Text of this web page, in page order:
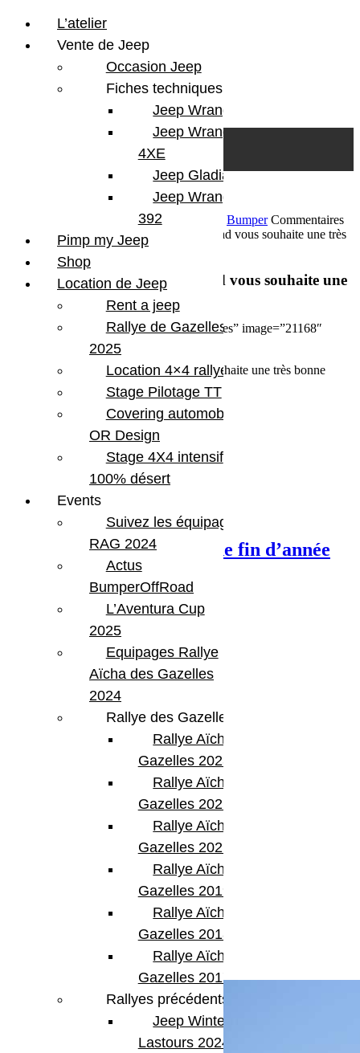
Par Martial BumperOffroad Bumper Commentaires
sur Toute l’équipe de Bumperoffroad vous souhaite une très
bonne année 2017.
Toute l’équipe de Bumperoffroad vous souhaite une
très bonne année 2017.
[image_hover target=”_self” animation=”yes” image=”21168″
hover_image=”21167″]
Toute l’équipe de Bumperoffroad vous souhaite une très bonne
Fermeture pour les fêtes de fin d’année
L’atelier
Vente de Jeep
Occasion Jeep
Fiches techniques
Jeep Wrangler JL
Jeep Wrangler
4XE
Jeep Gladiator
Jeep Wrangler V8
392
Pimp my Jeep
Shop
Location de Jeep
Rent a jeep
Rallye de Gazelles
2025
Location 4×4 rallye
Stage Pilotage TT
Covering automobile –
OR Design
Stage 4X4 intensif
100% désert
Events
Suivez les équipages
RAG 2024
Actus
BumperOffRoad
L’Aventura Cup
2025
Equipages Rallye
Aïcha des Gazelles
2024
Rallye des Gazelles
Rallye Aïcha des
Gazelles 2023
Rallye Aïcha des
Gazelles 2022
Rallye Aïcha des
Gazelles 2021 -30th
Rallye Aïcha des
Gazelles 2019
Rallye Aïcha des
Gazelles 2018
Rallye Aïcha des
Gazelles 2017
Rallyes précédents
Jeep Winter
Lastours 2024